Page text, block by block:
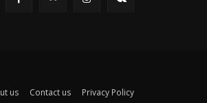
us Contact us Privacy Policy